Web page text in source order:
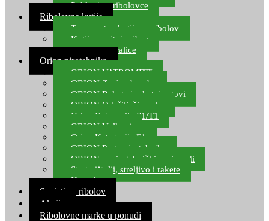
Pokloni za ribolovce
Ribolovne kutije
Transportne kutije za ribolov
Kutije za sitni pribor
Kutije za varalice
Orion pirotehnika
ORION VATROMETI
ORION Zračne bombe
ORION Rakete i raketni setovi
ORION Odašiljači zvuka
Orion Kategorija P1/T1
ORION Vulkani
Orion Kategorija F1
ORION Party pirotehnika
ORION nepirotehnički proizvodi
Start pištolji, streljivo i rakete
Kontakt
Savjeti za ribolov
Akcija
Ribolovne marke u ponudi